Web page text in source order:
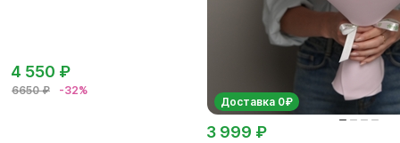
6650 ₽ -32%
4 550 ₽
Доставка 0₽
3 999 ₽